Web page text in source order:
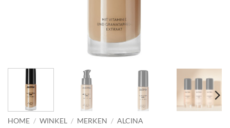
HOME / WINKEL / MERKEN / ALCINA